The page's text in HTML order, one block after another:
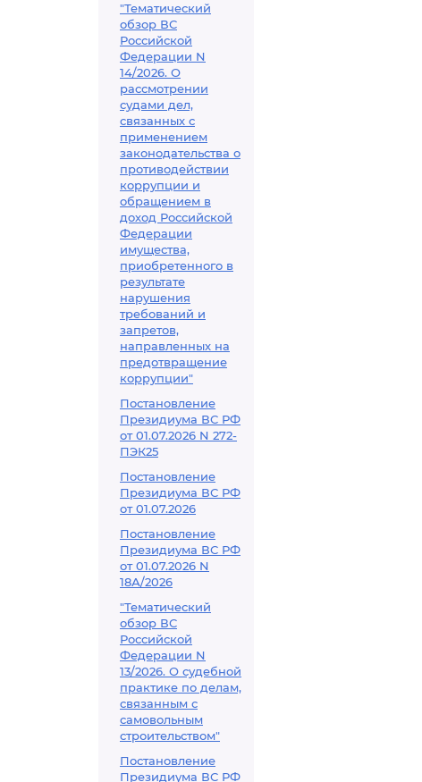
"Тематический
обзор ВС
Российской
Федерации N
14/2026. О
рассмотрении
судами дел,
связанных с
применением
законодательства о
противодействии
коррупции и
обращением в
доход Российской
Федерации
имущества,
приобретенного в
результате
нарушения
требований и
запретов,
направленных на
предотвращение
коррупции"
Постановление
Президиума ВС РФ
от 01.07.2026 N 272-
ПЭК25
Постановление
Президиума ВС РФ
от 01.07.2026
Постановление
Президиума ВС РФ
от 01.07.2026 N
18А/2026
"Тематический
обзор ВС
Российской
Федерации N
13/2026. О судебной
практике по делам,
связанным с
самовольным
строительством"
Постановление
Президиума ВС РФ